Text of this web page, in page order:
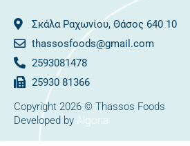
Σκάλα Ραχωνίου, Θάσος 640 10
thassosfoods@gmail.com
2593081478
25930 81366
Copyright 2026 © Thassos Foods
Developed by Algoria